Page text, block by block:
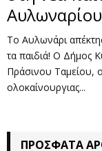
Το Αυλωνάρι
τα παιδιά! Ο Δήμος
Πράσινου Ταμείου,
ολοκαίνουργιας...
ΠΡΌΣΦΑΤΑ